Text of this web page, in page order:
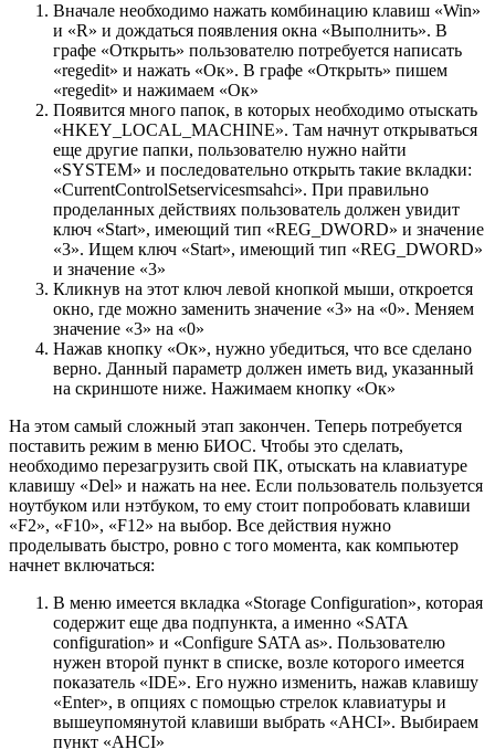
Вначале необходимо нажать комбинацию клавиш «Win»
и «R» и дождаться появления окна «Выполнить». В
графе «Открыть» пользователю потребуется написать
«regedit» и нажать «Ок». В графе «Открыть» пишем
«regedit» и нажимаем «Ок»
Появится много папок, в которых необходимо отыскать
«HKEY_LOCAL_MACHINE». Там начнут открываться
еще другие папки, пользователю нужно найти
«SYSTEM» и последовательно открыть такие вкладки:
«CurrentControlSetservicesmsahci». При правильно
проделанных действиях пользователь должен увидит
ключ «Start», имеющий тип «REG_DWORD» и значение
«3». Ищем ключ «Start», имеющий тип «REG_DWORD»
и значение «3»
Кликнув на этот ключ левой кнопкой мыши, откроется
окно, где можно заменить значение «3» на «0». Меняем
значение «3» на «0»
Нажав кнопку «Ок», нужно убедиться, что все сделано
верно. Данный параметр должен иметь вид, указанный
на скриншоте ниже. Нажимаем кнопку «Ок»
На этом самый сложный этап закончен. Теперь потребуется
поставить режим в меню БИОС. Чтобы это сделать,
необходимо перезагрузить свой ПК, отыскать на клавиатуре
клавишу «Del» и нажать на нее. Если пользователь пользуется
ноутбуком или нэтбуком, то ему стоит попробовать клавиши
«F2», «F10», «F12» на выбор. Все действия нужно
проделывать быстро, ровно с того момента, как компьютер
начнет включаться:
В меню имеется вкладка «Storage Configuration», которая
содержит еще два подпункта, а именно «SATA
configuration» и «Configure SATA as». Пользователю
нужен второй пункт в списке, возле которого имеется
показатель «IDE». Его нужно изменить, нажав клавишу
«Enter», в опциях с помощью стрелок клавиатуры и
вышеупомянутой клавиши выбрать «AHCI». Выбираем
пункт «AHCI»